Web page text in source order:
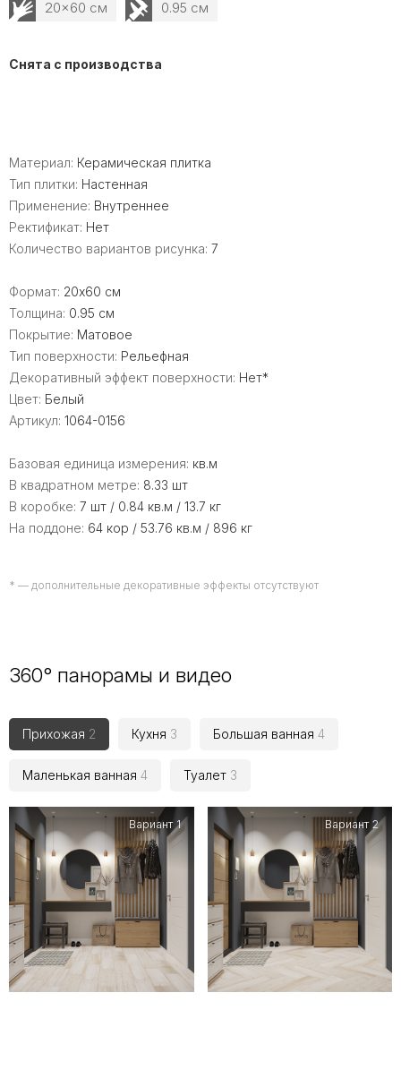
20x60 см 0.95 см
Снята с производства
Материал: Керамическая плитка
Тип плитки: Настенная
Применение: Внутреннее
Ректификат: Нет
Количество вариантов рисунка: 7
Формат: 20x60 см
Толщина: 0.95 см
Покрытие: Матовое
Тип поверхности: Рельефная
Декоративный эффект поверхности: Нет*
Цвет: Белый
Артикул: 1064-0156
Базовая единица измерения: кв.м
В квадратном метре: 8.33 шт
В коробке: 7 шт / 0.84 кв.м / 13.7 кг
На поддоне: 64 кор / 53.76 кв.м / 896 кг
* — дополнительные декоративные эффекты отсутствуют
360° панорамы и видео
Прихожая 2 Кухня 3 Большая ванная 4
Маленькая ванная 4 Туалет 3
Вариант 1 Вариант 2